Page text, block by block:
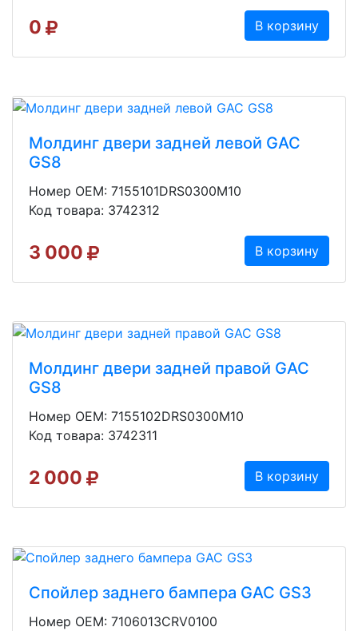
0 В корзину
Молдинг двери задней левой GAC
GS8
Номер OEM: 7155101DRS0300M10
Код товара: 3742312
3 000 В корзину
Молдинг двери задней правой GAC
GS8
Номер OEM: 7155102DRS0300M10
Код товара: 3742311
2 000 В корзину
Спойлер заднего бампера GAC GS3
Номер OEM: 7106013CRV0100